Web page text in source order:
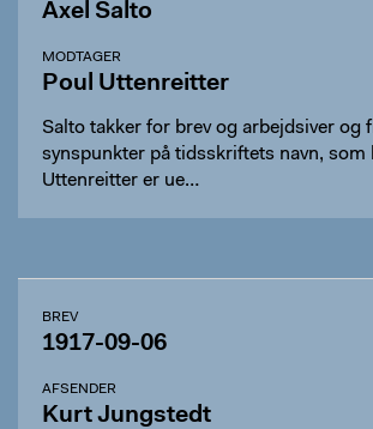
Axel Salto
MODTAGER
Poul Uttenreitter
Salto takker for brev og arbejdsiver og
synspunkter på tidsskriftets navn, som
Uttenreitter er ue…
BREV
1917-09-06
AFSENDER
Kurt Jungstedt